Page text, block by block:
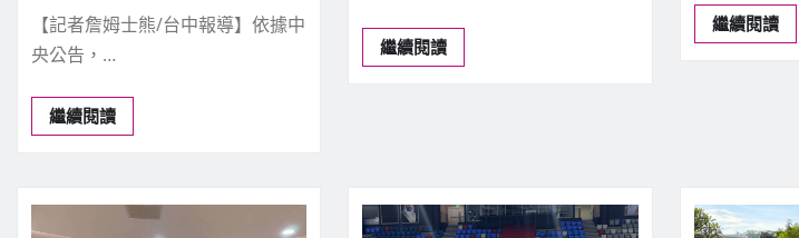
【記者詹姆士熊/台中報導】依據中
央公告，…
繼續閱讀
繼續閱讀
繼續閱讀